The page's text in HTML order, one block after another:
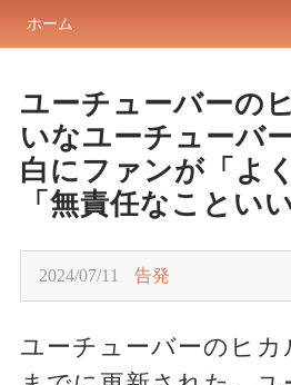
ホーム
ユーチューバーの
いなユーチューバ
白にファンが「よ
「無責任なことい
2024/07/11 告発
ユーチューバーのヒカ